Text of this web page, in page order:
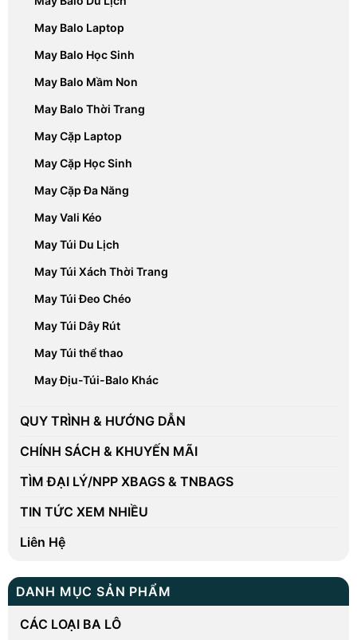
May Balo Laptop
May Balo Học Sinh
May Balo Mầm Non
May Balo Thời Trang
May Cặp Laptop
May Cặp Học Sinh
May Cặp Đa Năng
May Vali Kéo
May Túi Du Lịch
May Túi Xách Thời Trang
May Túi Đeo Chéo
May Túi Dây Rút
May Túi thể thao
May Địu-Túi-Balo Khác
QUY TRÌNH & HƯỚNG DẪN
CHÍNH SÁCH & KHUYẾN MÃI
TÌM ĐẠI LÝ/NPP XBAGS & TNBAGS
TIN TỨC XEM NHIỀU
Liên Hệ
DANH MỤC SẢN PHẨM
CÁC LOẠI BA LÔ